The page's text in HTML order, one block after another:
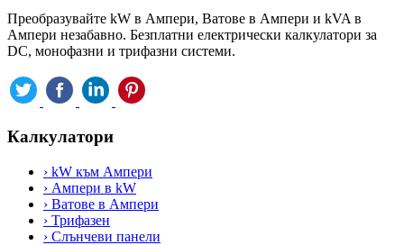
Преобразувайте kW в Ампери, Ватове в Ампери и kVA в
Ампери незабавно. Безплатни електрически калкулатори за
DC, монофазни и трифазни системи.
Калкулатори
› kW към Ампери
› Ампери в kW
› Ватове в Ампери
› Трифазен
› Слънчеви панели